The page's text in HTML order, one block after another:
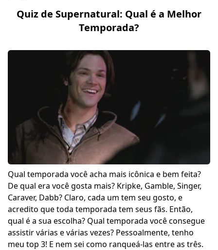
Quiz de Supernatural: Qual é a Melhor
Temporada?
Qual temporada você acha mais icônica e bem feita?
De qual era você gosta mais? Kripke, Gamble, Singer,
Caraver, Dabb? Claro, cada um tem seu gosto, e
acredito que toda temporada tem seus fãs. Então,
qual é a sua escolha? Qual temporada você consegue
assistir várias e várias vezes? Pessoalmente, tenho
meu top 3! E nem sei como ranqueá-las entre as três.